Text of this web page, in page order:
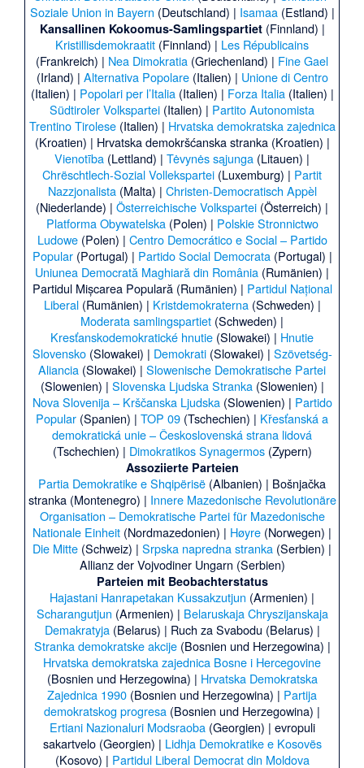
Soziale Union in Bayern (Deutschland) | Isamaa(Estland) |
Kansallinen Kokoomus-Samlingspartiet(Finnland) |
Kristillisdemokraatit (Finnland) | Les Républicains
(Frankreich) | Nea Dimokratia (Griechenland) | Fine Gael
(Irland) | Alternativa Popolare(Italien) | Unione di Centro
(Italien) | Popolari per l’Italia(Italien) | Forza Italia(Italien) |
Südtiroler Volkspartei (Italien) | Partito Autonomista
Trentino Tirolese(Italien) | Hrvatska demokratska zajednica
(Kroatien) | Hrvatska demokršćanska stranka(Kroatien) |
Vienotība (Lettland) | Tėvynės sąjunga (Litauen) |
Chrëschtlech-Sozial Vollekspartei (Luxemburg) | Partit
Nazzjonalista(Malta) | Christen-Democratisch Appèl
(Niederlande) | Österreichische Volkspartei (Österreich) |
Platforma Obywatelska(Polen) | Polskie Stronnictwo
Ludowe(Polen) | Centro Democrático e Social – Partido
Popular(Portugal) | Partido Social Democrata(Portugal) |
Uniunea Democrată Maghiară din România (Rumänien) |
Partidul Mișcarea Populară(Rumänien) | Partidul Național
Liberal(Rumänien) | Kristdemokraterna(Schweden) |
Moderata samlingspartiet (Schweden) |
Kresťanskodemokratické hnutie (Slowakei) | Hnutie
Slovensko(Slowakei) | Demokrati(Slowakei) | Szövetség-
Aliancia (Slowakei) | Slowenische Demokratische Partei
(Slowenien) | Slovenska Ljudska Stranka(Slowenien) |
Nova Slovenija – Krščanska Ljudska(Slowenien) | Partido
Popular (Spanien) | TOP 09 (Tschechien) | Křesťanská a
demokratická unie – Československá strana lidová
(Tschechien) | Dimokratikos Synagermos(Zypern)
Assoziierte Parteien
Partia Demokratike e Shqipërisë (Albanien) | Bošnjačka
stranka(Montenegro) | Innere Mazedonische Revolutionäre
Organisation – Demokratische Partei für Mazedonische
Nationale Einheit (Nordmazedonien) | Høyre (Norwegen) |
Die Mitte (Schweiz) | Srpska napredna stranka (Serbien) |
Allianz der Vojvodiner Ungarn (Serbien)
Parteien mit Beobachterstatus
Hajastani Hanrapetakan Kussakzutjun (Armenien) |
Scharangutjun (Armenien) | Belaruskaja Chryszijanskaja
Demakratyja(Belarus) | Ruch za Svabodu (Belarus) |
Stranka demokratske akcije(Bosnien und Herzegowina) |
Hrvatska demokratska zajednica Bosne i Hercegovine
(Bosnien und Herzegowina) | Hrvatska Demokratska
Zajednica 1990 (Bosnien und Herzegowina) | Partija
demokratskog progresa (Bosnien und Herzegowina) |
Ertiani Nazionaluri Modsraoba(Georgien) | evropuli
sakartvelo(Georgien) | Lidhja Demokratike e Kosovës
(Kosovo) | Partidul Liberal Democrat din Moldova